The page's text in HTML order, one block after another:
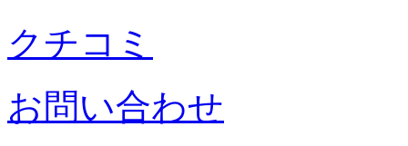
クチコミ
お問い合わせ